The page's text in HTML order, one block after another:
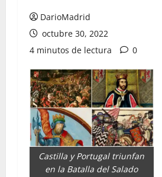
DarioMadrid
octubre 30, 2022
4 minutos de lectura
0
Castilla y Portugal triunfan
en la Batalla del Salado